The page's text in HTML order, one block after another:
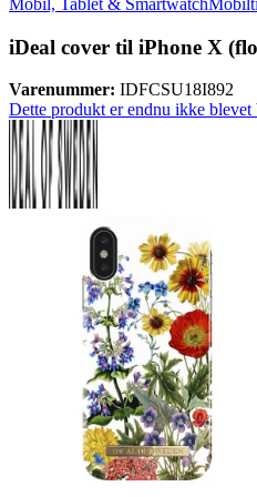
Mobil, Tablet & Smartwatch
iDeal cover til iPhone X
Varenummer: IDFCSU18I892
Dette produkt er endnu ikke blevet